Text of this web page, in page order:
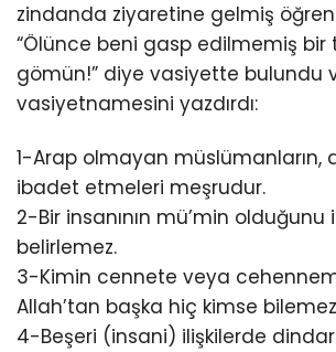
zindanda ziyaretine gelmiş
“Ölünce beni gasp edilmemiş bir
gömün!” diye vasiyette bulundu
vasiyetnamesini yazdırdı:
1-Arap olmayan müslümanların,
ibadet etmeleri meşrudur.
2-Bir insanının mü’min
belirlemez.
3-Kimin cennete veya
Allah’tan başka hiç kimse
4-Beşeri (insani) ilişkilerde